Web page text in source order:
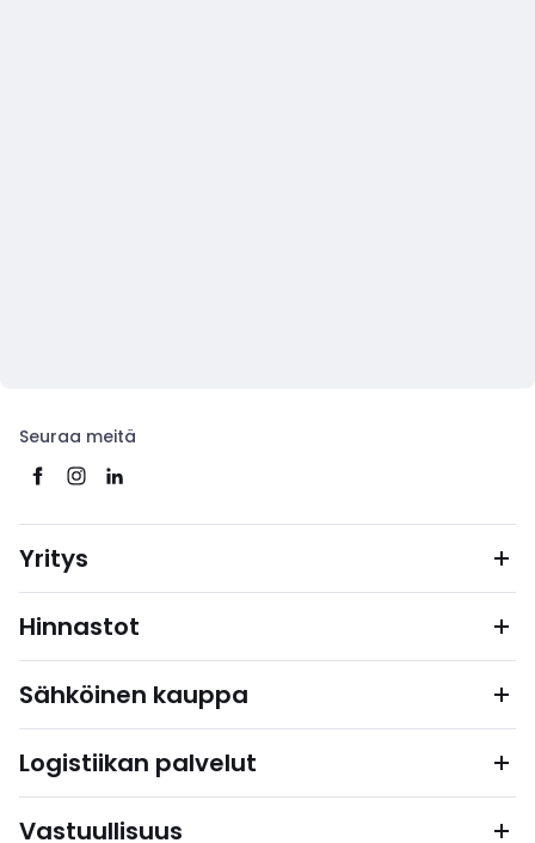
Seuraa meitä
Yritys
Hinnastot
Sähköinen kauppa
Logistiikan palvelut
Vastuullisuus